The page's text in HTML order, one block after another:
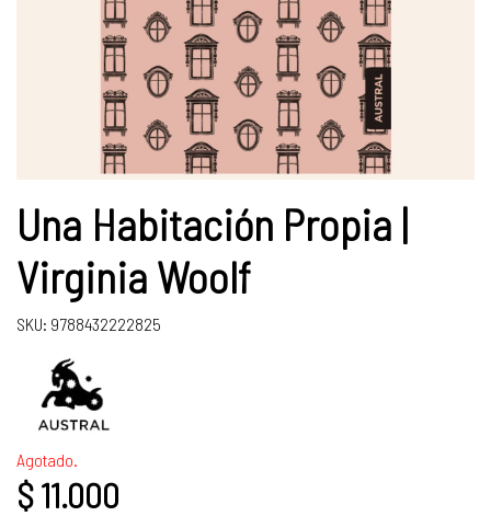
Una Habitación Propia |
Virginia Woolf
SKU: 9788432222825
Agotado.
$ 11.000